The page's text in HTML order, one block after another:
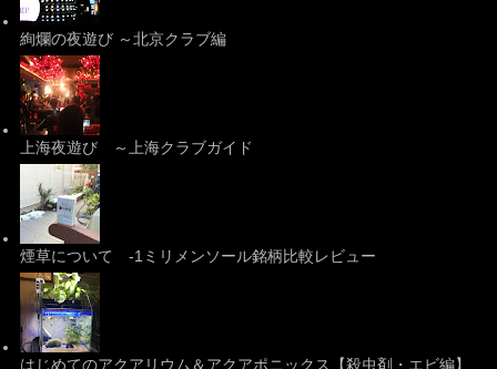
絢爛の夜遊び ～北京クラブ編
上海夜遊び ～上海クラブガイド
煙草について -1ミリメンソール銘柄比較レビュー
はじめてのアクアリウム＆アクアポニックス【殺虫剤・エビ編】